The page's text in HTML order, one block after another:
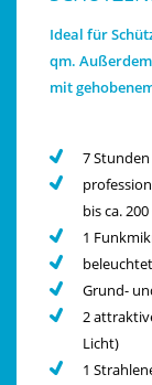
Ideal für
qm.
mit
7
bis ca.
1
Grund-
2
Licht)
1